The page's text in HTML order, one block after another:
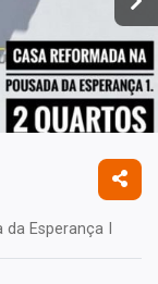
da Esperança I